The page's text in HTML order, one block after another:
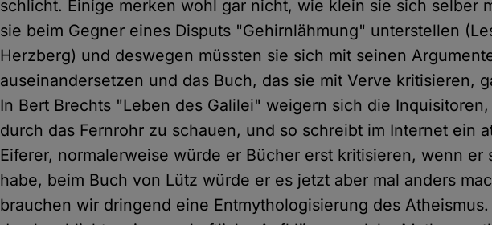
schlicht. Einige merken wohl gar nicht, wie klein sie sich selber
sie beim Gegner eines Disputs "Gehirnlähmung" unterstellen
Herzberg) und deswegen müssten sie sich mit seinen
auseinandersetzen und das Buch, das sie mit Verve kritisieren,
In Bert Brechts "Leben des Galilei" weigern sich die
durch das Fernrohr zu schauen, und so schreibt im Internet ein
Eiferer, normalerweise würde er Bücher erst kritisieren, wenn er
habe, beim Buch von Lütz würde er es jetzt aber mal anders
brauchen wir dringend eine Entmythologisierung des Atheismus.